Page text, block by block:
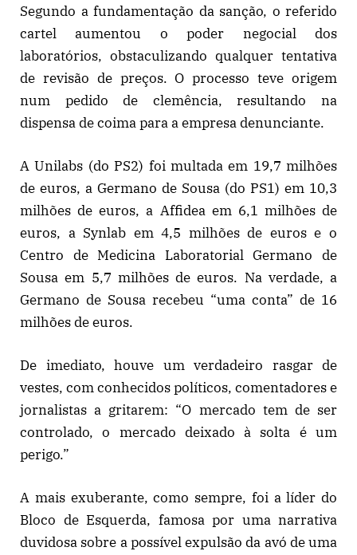
Segundo a fundamentação da sanção, o referido
cartel aumentou o poder negocial dos
laboratórios, obstaculizando qualquer tentativa
de revisão de preços. O processo teve origem
num pedido de clemência, resultando na
dispensa de coima para a empresa denunciante.
A Unilabs (do PS2) foi multada em 19,7 milhões
de euros, a Germano de Sousa (do PS1) em 10,3
milhões de euros, a Affidea em 6,1 milhões de
euros, a Synlab em 4,5 milhões de euros e o
Centro de Medicina Laboratorial Germano de
Sousa em 5,7 milhões de euros. Na verdade, a
Germano de Sousa recebeu “uma conta” de 16
milhões de euros.
De imediato, houve um verdadeiro rasgar de
vestes, com conhecidos políticos, comentadores e
jornalistas a gritarem: “O mercado tem de ser
controlado, o mercado deixado à solta é um
perigo.”
A mais exuberante, como sempre, foi a líder do
Bloco de Esquerda, famosa por uma narrativa
duvidosa sobre a possível expulsão da avó de uma